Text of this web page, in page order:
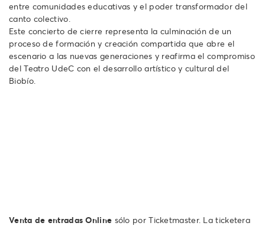
entre comunidades educativas y el poder transformador del
canto colectivo.
Este concierto de cierre representa la culminación de un
proceso de formación y creación compartida que abre el
escenario a las nuevas generaciones y reafirma el compromiso
del Teatro UdeC con el desarrollo artístico y cultural del
Biobío.
Venta de entradas Online sólo por Ticketmaster. La ticketera